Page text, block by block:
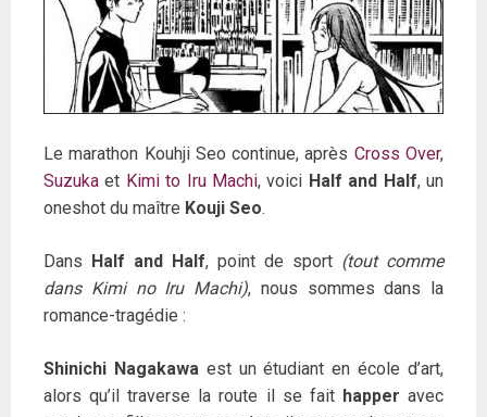
Le marathon Kouhji Seo continue, après Cross Over,
Suzuka et Kimi to Iru Machi, voici Half and Half, un
oneshot du maître Kouji Seo.
Dans Half and Half, point de sport (tout comme
dans Kimi no Iru Machi), nous sommes dans la
romance-tragédie :
Shinichi Nagakawaest un étudiant en école d’art,
alors qu’il traverse la route il se fait happeravec